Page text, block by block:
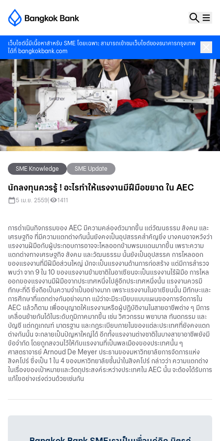
เว็บไซต์นี้มีเนื้อหาสำหรับ SME โดยเฉพาะ สามารถเข้าชมเว็บไซต์ของธนาคารกรุงเทพ
ได้ที่ bangkokbank.com
SME Knowledge SME Update
นักลงทุนควรรู้ ! อะไรทำให้แรงงานมีฝีมือขยาด ใน AEC
5 เม.ย. 2559 1411
การดำเนินกิจกรรมของ AEC มีความคล่องตัวมากขึ้น แต่วัฒนธรรม สังคม และ
เศรษฐกิจ ที่มีความแตกต่างกันนั้นยังคงเป็นอุปสรรคสำคัญยิ่ง บางคนอาจหวังว่า
แรงงานฝีมือกับผู้ประกอบการอาจจะไหลออกข้ามพรมแดนมากขึ้น เพราะความ
แตกต่างทางเศรษฐกิจ สังคม และวัฒนธรรม นั้นยังเป็นอุปสรรค การไหลออก
ของแรงงานที่มีฝีมือส่วนใหญ่ มักจะเป็นแรงงานด้านการก่อสร้าง แต่มีการสำรวจ
พบว่า จาก 9 ใน 10 ของแรงงานข้ามชาติในอาเซียนจะเป็นแรงงานไร้ฝีมือ การไหล
ออกของแรงงานมีฝีมือจากประเทศหนึ่งไปสู่อีกประเทศหนึ่งนั้น แรงงานควรมี
ทักษะที่ดี ซึ่งถือเป็นความจำเป็นอย่างมาก เพราะแรงงานในอาเซียนนั้น มีทักษะและ
การศึกษาที่แตกต่างกันอย่างมาก แม้ว่าจะมีระเบียบแบบแผนของการจัดการใน
AEC แล้วก็ตาม เพื่ออนุญาตให้แรงงานหรือผู้ปฏิบัติงานในสายอาชีพต่าง ๆ มีการ
เคลื่อนย้ายกันได้ในระดับภูมิภาคมากขึ้น เช่น วิศวกรรม พยาบาล ทันตกรรม และ
บัญชี แต่กฎเกณฑ์ มาตรฐาน และกฎระเบียบภายในของแต่ละประเทศที่ยังคงแตก
ต่างกันนั้น จะกลายเป็นปัญหาใหญ่ได้ อีกทั้งแรงงานต่างชาติในบางสาขาอาชีพยังมี
ข้อจำกัด โดยถูกสงวนไว้ให้กับแรงงานที่เป็นพลเมืองของประเทศนั้น ๆ
ศาสตราจารย์ Arnoud De Meyer ประธานของมหาวิทยาลัยการจัดการแห่ง
สิงคโปร์ ซึ่งเป็น 1 ใน 4 ของมหาวิทยาลัยชั้นนำในสิงคโปร์ กล่าวว่า ความแตกต่าง
ในเรื่องของเป้าหมายและวัตถุประสงค์ระหว่างประเทศใน AEC นั้น จะต้องได้รับการ
แก้ไขอย่างเร่งด่วนด้วยเช่นกัน